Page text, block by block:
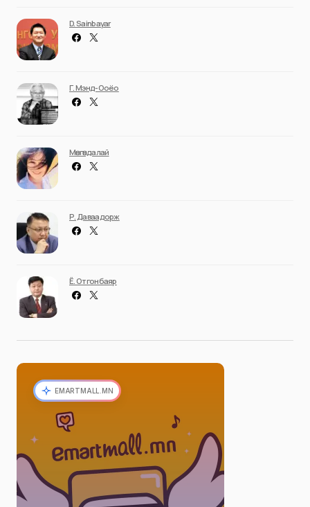
D. Sainbayar
Г. Мэнд-Ооёо
Мөнгөндалай
Р. Даваадорж
Ё. Отгонбаяр
EMARTMALL.MN